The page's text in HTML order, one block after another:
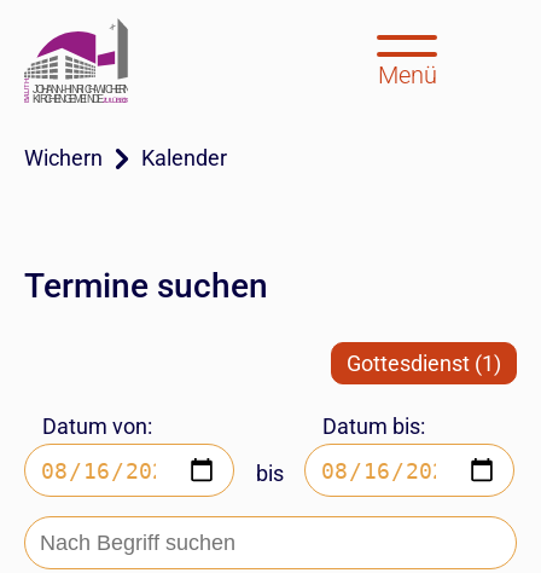
Menü
Wichern Kalender
Termine suchen
Gottesdienst (1)
Datum von:
bis
Datum bis: